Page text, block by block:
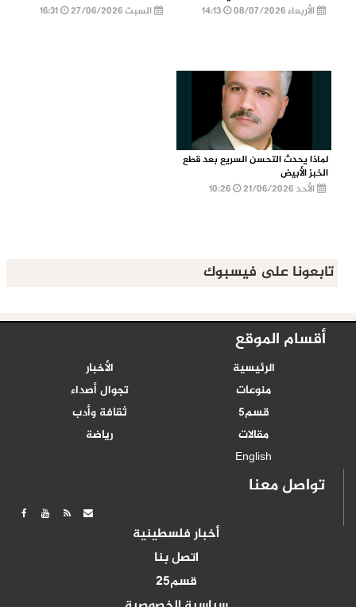
الأربعاء 08/07/2026
السبت 27/06/2026
16:31
لماذا يحدث التحسن السريع بعد قطع
الخبز الأبيض
الأحد 21/06/2026
تابعونا على فيسبوك
أقسام الموقع
الرئيسية
الأخبار
منوعات
تجوال أصداء
قسم5
ثقافة وأدب
مقالات
رياضة
English
تواصل معنا
أخبار فلسطينية
اتصل بنا
قسم25